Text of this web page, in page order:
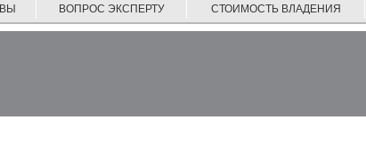
ВОПРОС ЭКСПЕРТУ СТОИМОСТЬ ВЛАДЕНИЯ